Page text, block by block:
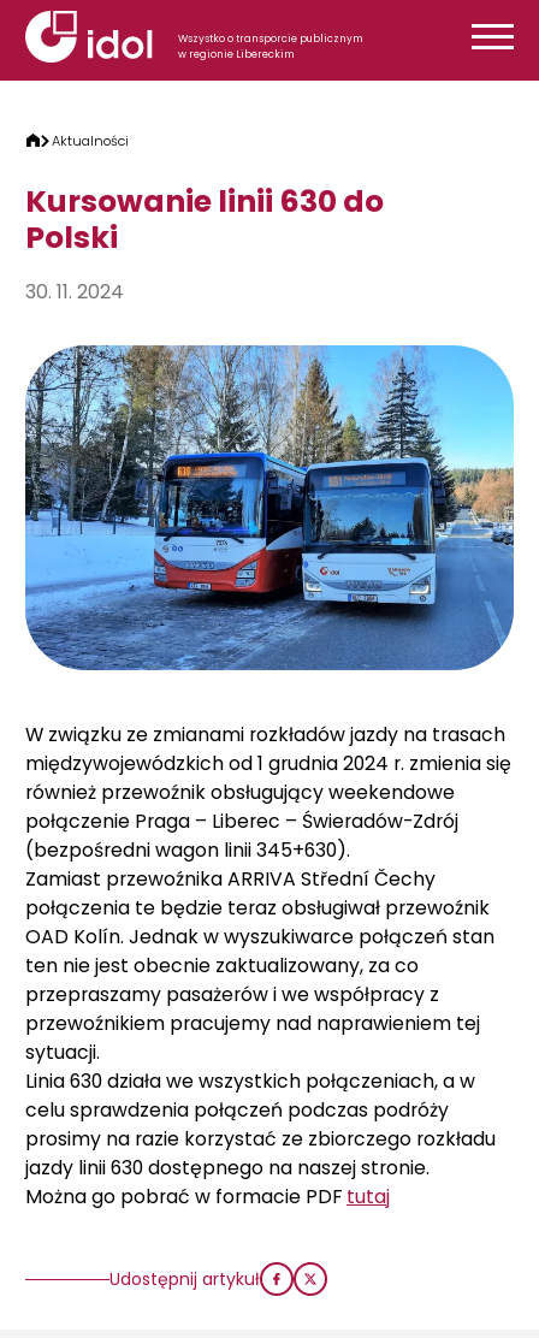
Przejdź do treści
Wszystko o transporcie publicznym
w regionie Libereckim
Aktualności
Kursowanie linii 630 do
Polski
30. 11. 2024
W związku ze zmianami rozkładów jazdy na trasach
międzywojewódzkich od 1 grudnia 2024 r. zmienia się
również przewoźnik obsługujący weekendowe
połączenie Praga – Liberec – Świeradów-Zdrój
(bezpośredni wagon linii 345+630).
Zamiast przewoźnika ARRIVA Střední Čechy
połączenia te będzie teraz obsługiwał przewoźnik
OAD Kolín. Jednak w wyszukiwarce połączeń stan
ten nie jest obecnie zaktualizowany, za co
przepraszamy pasażerów i we współpracy z
przewoźnikiem pracujemy nad naprawieniem tej
sytuacji.
Linia 630 działa we wszystkich połączeniach, a w
celu sprawdzenia połączeń podczas podróży
prosimy na razie korzystać ze zbiorczego rozkładu
jazdy linii 630 dostępnego na naszej stronie.
Można go pobrać w formacie PDF tutaj
Udostępnij artykuł